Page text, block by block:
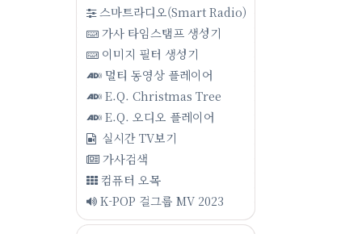
스마트라디오(Smart Radio)
가사 타임스탬프 생성기
이미지 필터 생성기
멀티 동영상 플레이어
E.Q. Christmas Tree
E.Q. 오디오 플레이어
실시간 TV보기
가사검색
컴퓨터 오목
K-POP 걸그룹 MV 2023